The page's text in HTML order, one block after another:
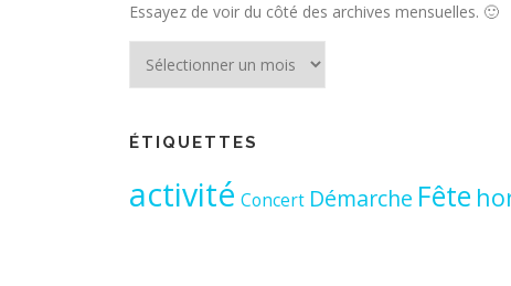
Essayez de voir du côté des archives mensuelles. 🙂
Archives
ÉTIQUETTES
activité Concert Démarche Fête